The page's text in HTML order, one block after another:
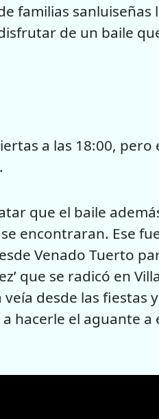
familias sanluiseñas
de un baile
a las 18:00,
que el baile
encontraran. Ese
Venado Tuerto
que se radicó en
desde las fiestas
hacerle el aguante